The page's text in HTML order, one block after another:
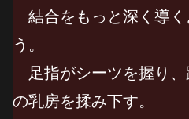
結合をもっと深く導く
う。
足指がシーツを握り、
の乳房を揉み下す。